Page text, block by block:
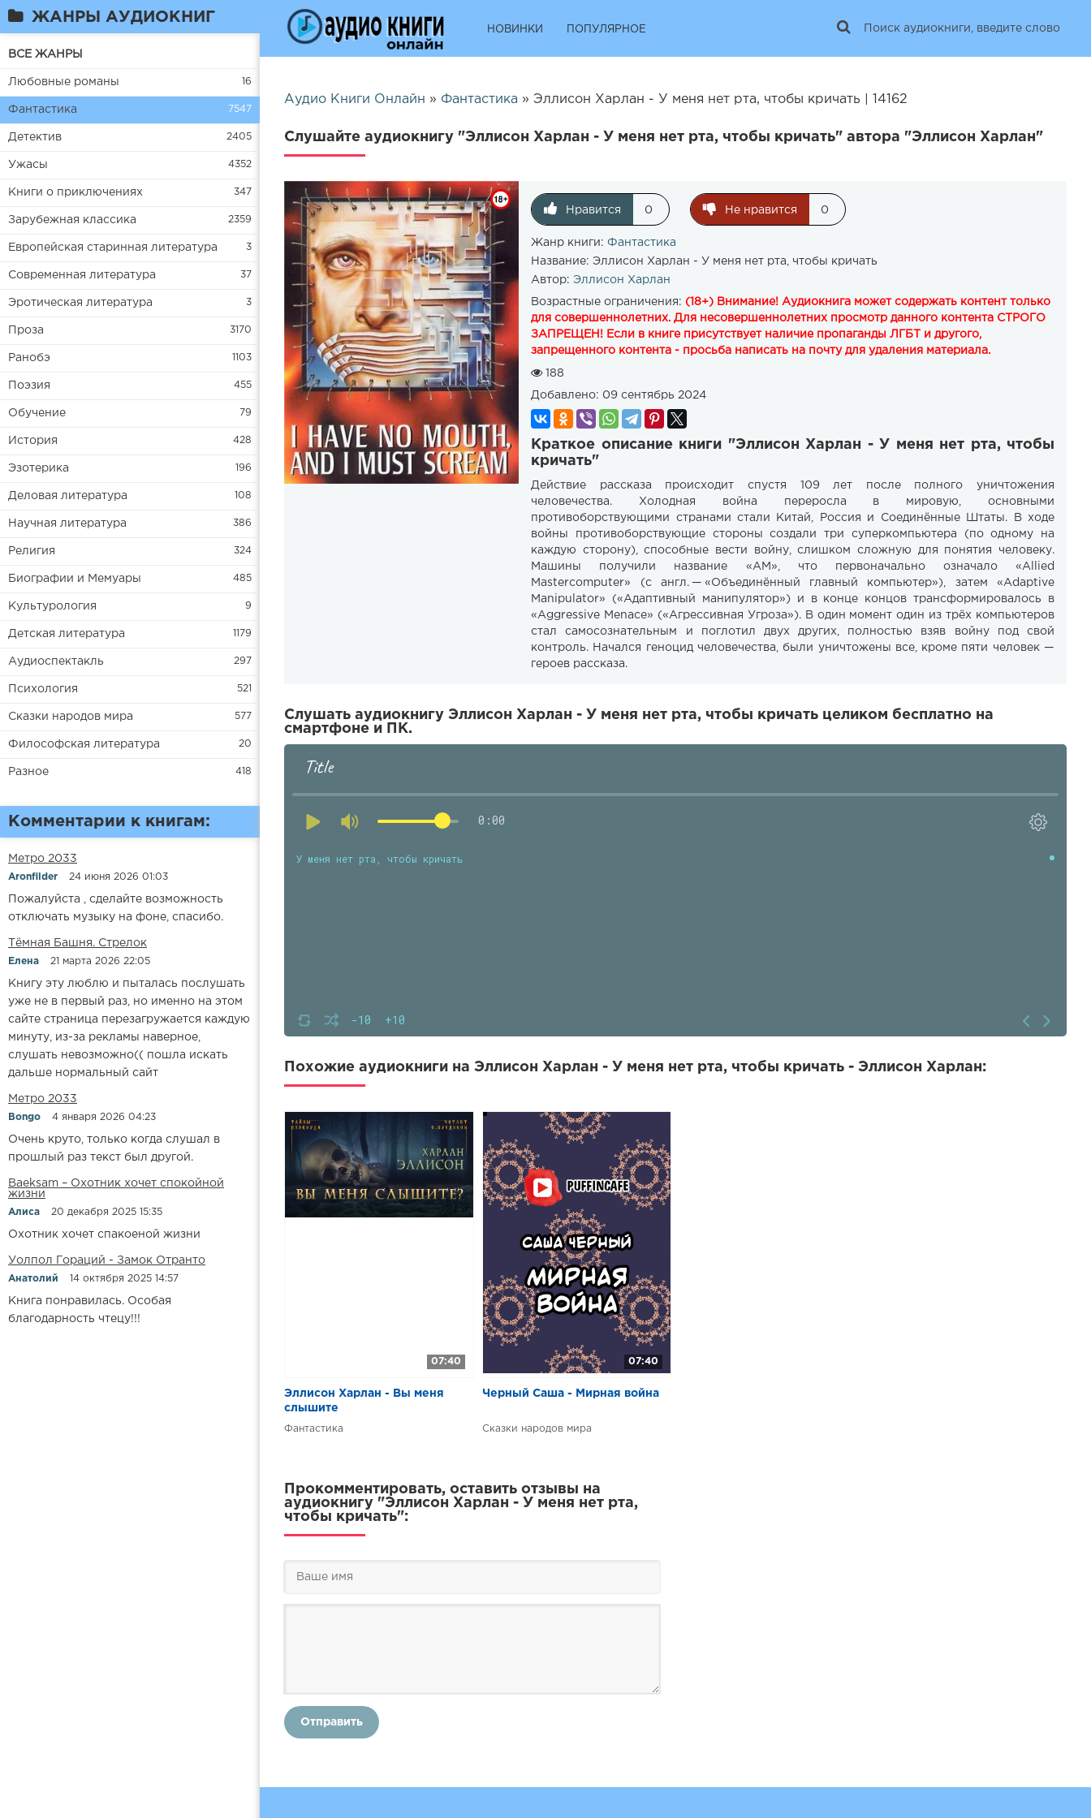
ЖАНРЫ АУДИОКНИГ
ВСЕ ЖАНРЫ
Любовные романы 16
Фантастика 7547
Детектив 2405
Ужасы 4352
Книги о приключениях 347
Зарубежная классика 2359
Европейская старинная литература 3
Современная литература 37
Эротическая литература 3
Проза 3170
Ранобэ 1103
Поэзия 455
Обучение 79
История 428
Эзотерика 196
Деловая литература 108
Научная литература 386
Религия 324
Биографии и Мемуары 485
Культурология 9
Детская литература 1179
Аудиоспектакль 297
Психология 521
Сказки народов мира 577
Философская литература 20
Разное 418
Комментарии к книгам:
Метро 2033
Aronfilder 24 июня 2026 01:03
Пожалуйста , сделайте возможность
отключать музыку на фоне, спасибо.
​​Тёмная Башня. Стрелок
Елена 21 марта 2026 22:05
Книгу эту люблю и пыталась послушать
уже не в первый раз, но именно на этом
сайте страница перезагружается каждую
минуту, из-за рекламы наверное,
слушать невозможно(( пошла искать
дальше нормальный сайт
Метро 2033
Bongo 4 января 2026 04:23
Очень круто, только когда слушал в
прошлый раз текст был другой.
Baeksam – Охотник хочет спокойной
жизни
Алиса 20 декабря 2025 15:35
Охотник хочет спакоеной жизни
Уолпол Гораций - Замок Отранто
Анатолий 14 октября 2025 14:57
Книга понравилась. Особая
благодарность чтецу!!!
НОВИНКИ ПОПУЛЯРНОЕ
Аудио Книги Онлайн » Фантастика » Эллисон Харлан - У меня нет рта, чтобы кричать | 14162
Слушайте аудиокнигу "Эллисон Харлан - У меня нет рта, чтобы кричать" автора "Эллисон Харлан"
Нравится 0 Не нравится 0
Жанр книги:Фантастика
Название: Эллисон Харлан - У меня нет рта, чтобы кричать
Автор: Эллисон Харлан
Возрастные ограничения: (18+) Внимание! Аудиокнига может содержать контент только
для совершеннолетних. Для несовершеннолетних просмотр данного контента СТРОГО
ЗАПРЕЩЕН! Если в книге присутствует наличие пропаганды ЛГБТ и другого,
запрещенного контента - просьба написать на почту для удаления материала.
188
Добавлено: 09 сентябрь 2024
Краткое описание книги "Эллисон Харлан - У меня нет рта, чтобы
кричать"
Действие рассказа происходит спустя 109 лет после полного уничтожения
человечества. Холодная война переросла в мировую, основными
противоборствующими странами стали Китай, Россия и Соединённые Штаты. В ходе
войны противоборствующие стороны создали три суперкомпьютера (по одному на
каждую сторону), способные вести войну, слишком сложную для понятия человеку.
Машины получили название «AM», что первоначально означало «Allied
Mastercomputer» (с англ. — «Объединённый главный компьютер»), затем «Adaptive
Manipulator» («Адаптивный манипулятор») и в конце концов трансформировалось в
«Aggressive Menace» («Агрессивная Угроза»). В один момент один из трёх компьютеров
стал самосознательным и поглотил двух других, полностью взяв войну под свой
контроль. Начался геноцид человечества, были уничтожены все, кроме пяти человек —
героев рассказа.
Слушать аудиокнигу Эллисон Харлан - У меня нет рта, чтобы кричать целиком бесплатно на
смартфоне и ПК.
Title
0:00
-10 +10
У меня нет рта, чтобы кричать
Похожие аудиокниги на Эллисон Харлан - У меня нет рта, чтобы кричать - Эллисон Харлан:
07:40
Эллисон Харлан - Вы меня
слышите
Фантастика
07:40
Черный Саша - Мирная война
Сказки народов мира
Прокомментировать, оставить отзывы на
аудиокнигу "Эллисон Харлан - У меня нет рта,
чтобы кричать":
Отправить